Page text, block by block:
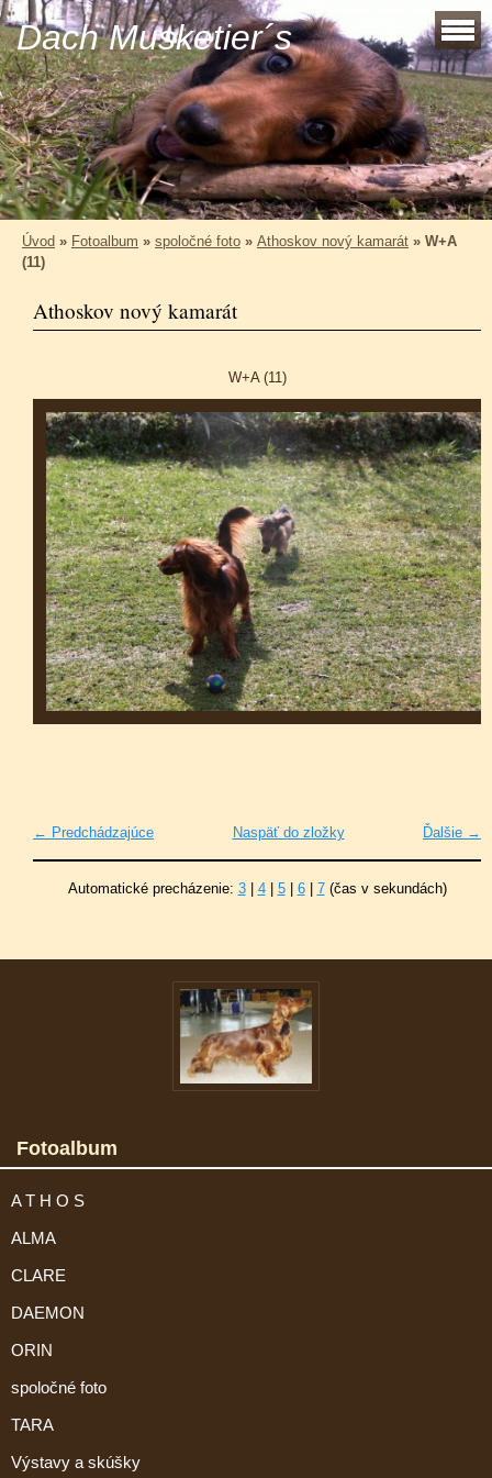
Dach Musketier´s
Úvod » Fotoalbum » spoločné foto » Athoskov nový kamarát » W+A
(11)
Athoskov nový kamarát
W+A (11)
← Predchádzajúce Ďalšie →
Naspäť do zložky
Automatické precházenie: 3| 4| 5| 6| 7(čas v sekundách)
Fotoalbum
A T H O S
ALMA
CLARE
DAEMON
ORIN
spoločné foto
TARA
Výstavy a skúšky